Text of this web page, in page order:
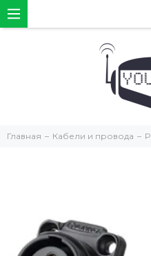
Главная Кабели и провода